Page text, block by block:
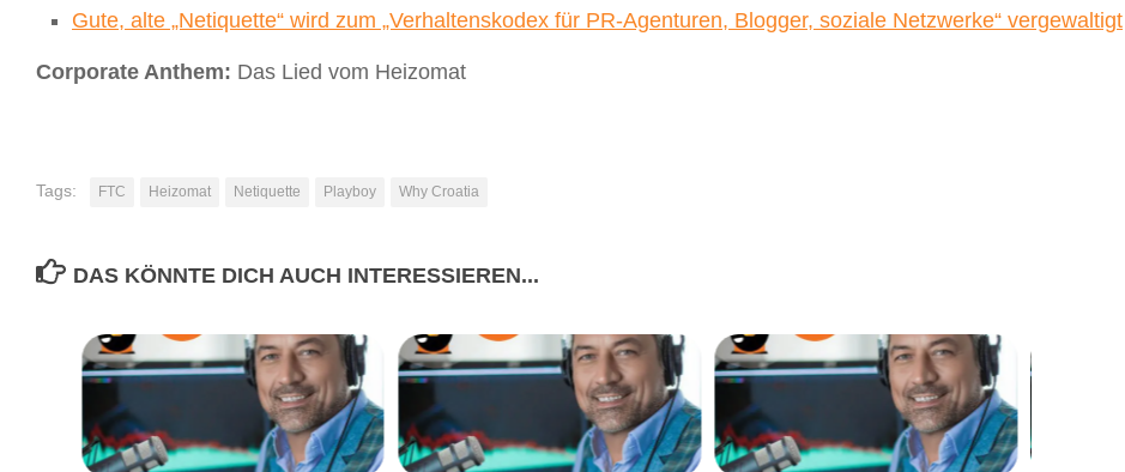
Gute, alte „Netiquette“ wird zum „Verhaltenskodex für PR-Agenturen, Blogger, soziale Netzwerke“ vergewaltigt
Corporate Anthem: Das Lied vom Heizomat
Tags: FTC Heizomat Netiquette Playboy Why Croatia
DAS KÖNNTE DICH AUCH INTERESSIEREN...